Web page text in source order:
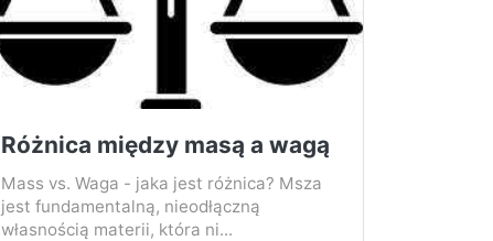
Różnica między masą a wagą
Mass vs. Waga - jaka jest różnica? Msza
jest fundamentalną, nieodłączną
własnością materii, która ni...